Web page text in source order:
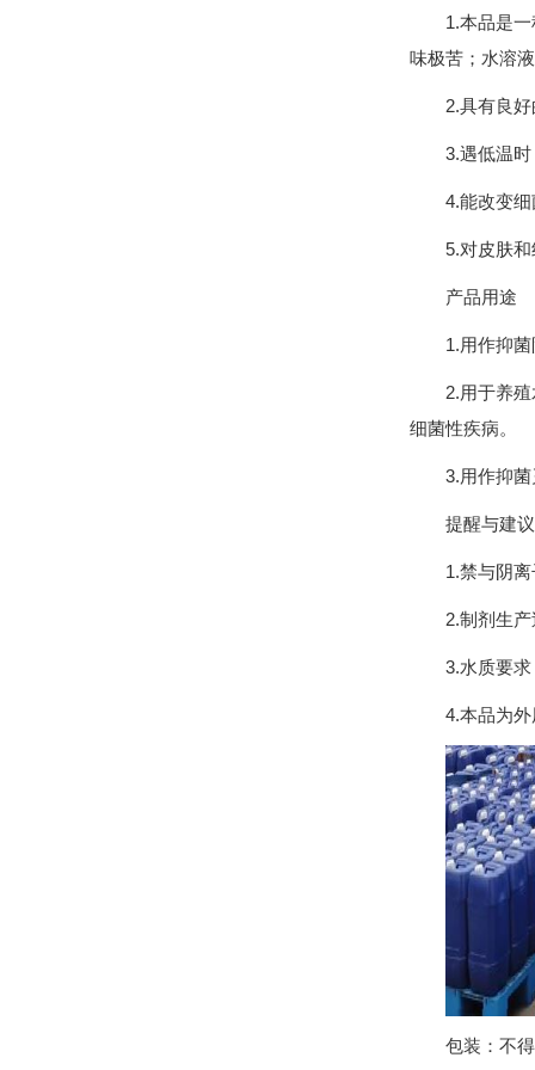
1.本品是
味极苦；水溶
2.具有良
3.遇低温
4.能改变
5.对皮肤
产品用途
1.用作抑
2.用于养
细菌性疾病。
3.用作抑
提醒与建议
1.禁与阴
2.制剂生
3.水质要
4.本品为
包装：不